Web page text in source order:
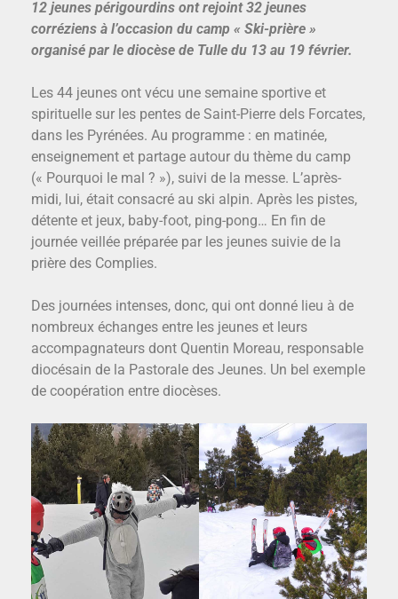
12 jeunes périgourdins ont rejoint 32 jeunes
corréziens à l’occasion du camp « Ski-prière »
organisé par le diocèse de Tulle du 13 au 19 février.
Les 44 jeunes ont vécu une semaine sportive et
spirituelle sur les pentes de Saint-Pierre dels Forcates,
dans les Pyrénées. Au programme : en matinée,
enseignement et partage autour du thème du camp
(« Pourquoi le mal ? »), suivi de la messe. L’après-
midi, lui, était consacré au ski alpin. Après les pistes,
détente et jeux, baby-foot, ping-pong… En fin de
journée veillée préparée par les jeunes suivie de la
prière des Complies.
Des journées intenses, donc, qui ont donné lieu à de
nombreux échanges entre les jeunes et leurs
accompagnateurs dont Quentin Moreau, responsable
diocésain de la Pastorale des Jeunes. Un bel exemple
de coopération entre diocèses.